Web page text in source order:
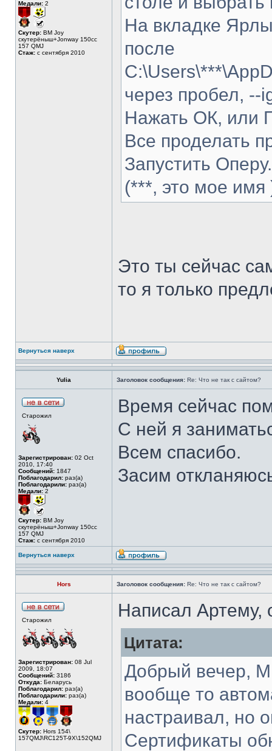
Медали: 2
Скутер: BM Joy
скутерёныш+Jonway 150cc
157 QMJ
Стаж: с сентября 2010
На вкладке
после
через пробел, --
Нажать ОК, или
Все проделать
Запустить Оперу.
(***, это мое имя
Это ты сейчас
то я только
Вернуться наверх
Yulia Заголовок сообщения: Re: Что не так с сайтом?
Старожил
Зарегистрирован: 02 Oct
2010, 17:40
Сообщений: 1847
Поблагодарил: раз(а)
Поблагодарили: раз(а)
Медали: 2
Скутер: BM Joy
скутерёныш+Jonway 150cc
157 QMJ
Стаж: с сентября 2010
Время сейчас
С ней я
Всем спасибо.
Засим
Вернуться наверх
Hors Заголовок сообщения: Re: Что не так с сайтом?
Старожил
Зарегистрирован: 08 Jul
2009, 18:07
Сообщений: 3186
Откуда: Беларусь
Поблагодарил: раз(а)
Поблагодарили: раз(а)
Медали: 4
Скутер: Hors 154\
157QMJ\RC125T-9X\152QMJ
Написал Артему,
Цитата:
Добрый вечер,
вообще то
настраивал, но
Сертификаты